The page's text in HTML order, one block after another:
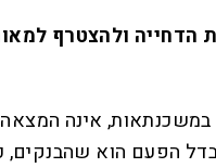
הדחייה ולהצטרף
אינה
הפעם הוא שהבנקים,